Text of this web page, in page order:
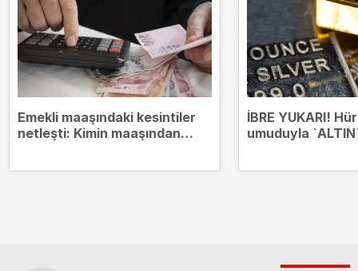
Emekli maaşındaki kesintiler
netleşti: Kimin maaşından
İBRE YUKARI!
umuduyla